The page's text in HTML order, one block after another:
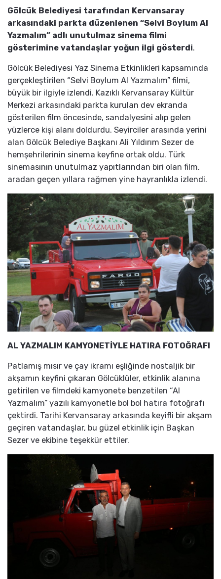
Gölcük Belediyesi tarafından Kervansaray
arkasındaki parkta düzenlenen “Selvi Boylum Al
Yazmalım” adlı unutulmaz sinema filmi
gösterimine vatandaşlar yoğun ilgi gösterdi.
Gölcük Belediyesi Yaz Sinema Etkinlikleri kapsamında
gerçekleştirilen “Selvi Boylum Al Yazmalım” filmi,
büyük bir ilgiyle izlendi. Kazıklı Kervansaray Kültür
Merkezi arkasındaki parkta kurulan dev ekranda
gösterilen film öncesinde, sandalyesini alıp gelen
yüzlerce kişi alanı doldurdu. Seyirciler arasında yerini
alan Gölcük Belediye Başkanı Ali Yıldırım Sezer de
hemşehrilerinin sinema keyfine ortak oldu. Türk
sinemasının unutulmaz yapıtlarından biri olan film,
aradan geçen yıllara rağmen yine hayranlıkla izlendi.
AL YAZMALIM KAMYONETİYLE HATIRA FOTOĞRAFI
Patlamış mısır ve çay ikramı eşliğinde nostaljik bir
akşamın keyfini çıkaran Gölcüklüler, etkinlik alanına
getirilen ve filmdeki kamyonete benzetilen “Al
Yazmalım” yazılı kamyonetle bol bol hatıra fotoğrafı
çektirdi. Tarihi Kervansaray arkasında keyifli bir akşam
geçiren vatandaşlar, bu güzel etkinlik için Başkan
Sezer ve ekibine teşekkür ettiler.